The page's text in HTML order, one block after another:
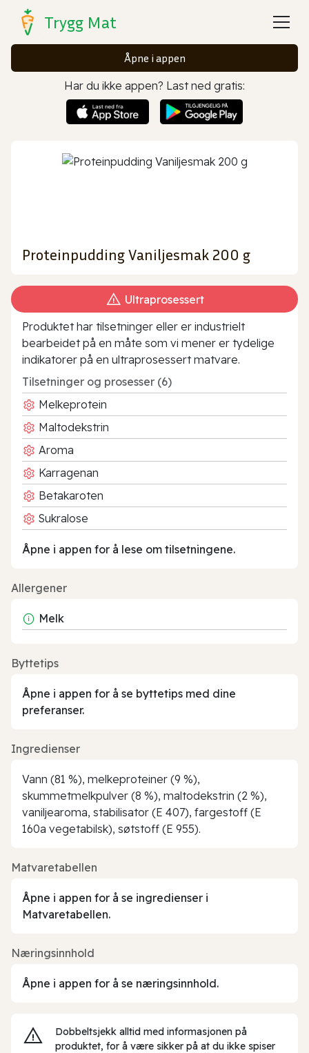
Trygg Mat
Åpne i appen
Har du ikke appen? Last ned gratis:
Proteinpudding Vaniljesmak 200 g
Ultraprosessert
Produktet har tilsetninger eller er industrielt
bearbeidet på en måte som vi mener er tydelige
indikatorer på en ultraprosessert matvare.
Tilsetninger og prosesser (6)
Melkeprotein
Maltodekstrin
Aroma
Karragenan
Betakaroten
Sukralose
Åpne i appen for å lese om tilsetningene.
Allergener
Melk
Byttetips
Åpne i appen for å se byttetips med dine
preferanser.
Ingredienser
Vann (81 %), melkeproteiner (9 %),
skummetmelkpulver (8 %), maltodekstrin (2 %),
vaniljearoma, stabilisator (E 407), fargestoff (E
160a vegetabilsk), søtstoff (E 955).
Matvaretabellen
Åpne i appen for å se ingredienser i
Matvaretabellen.
Næringsinnhold
Åpne i appen for å se næringsinnhold.
Dobbeltsjekk alltid med informasjonen på
produktet, for å være sikker på at du ikke spiser